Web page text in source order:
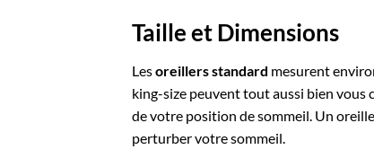
Taille et Dimensions
Lesoreillers standard mesurent
king-size peuvent tout aussi bien vous
de votre position de sommeil. Un
perturber votre sommeil.